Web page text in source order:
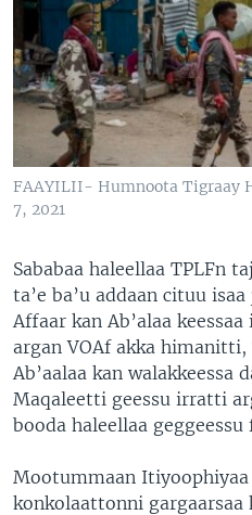
FAAYILII- Humnoota Tigraay
7, 2021
Sababaa haleellaa TPLFn
ta’e ba’u addaan cituu
Affaar kan Ab’alaa
argan VOAf akka himanitti,
Ab’aalaa kan walakkeessa
Maqaleetti geessu irratti
booda haleellaa
Mootummaan Itiyoophiyaa
konkolaattonni gargaarsaa